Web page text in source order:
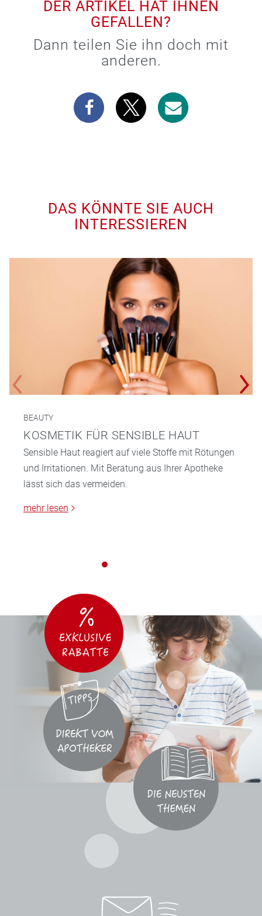
DER ARTIKEL HAT IHNEN
GEFALLEN?
Dann teilen Sie ihn doch mit
anderen.
DAS KÖNNTE SIE AUCH
INTERESSIEREN
BEAUTY
KOSMETIK FÜR SENSIBLE HAUT
Sensible Haut reagiert auf viele Stoffe mit Rötungen
und Irritationen. Mit Beratung aus Ihrer Apotheke
lässt sich das vermeiden.
mehr lesen